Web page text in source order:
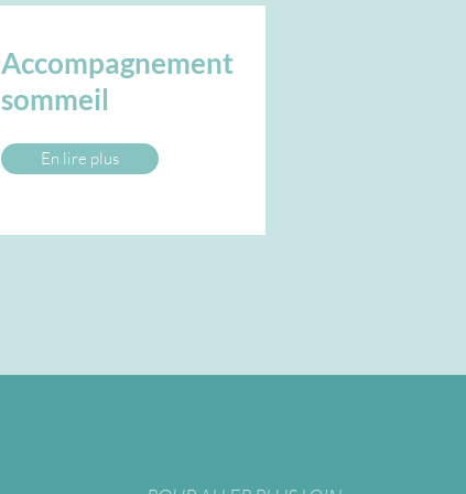
Accompagnement
sommeil
En lire plus